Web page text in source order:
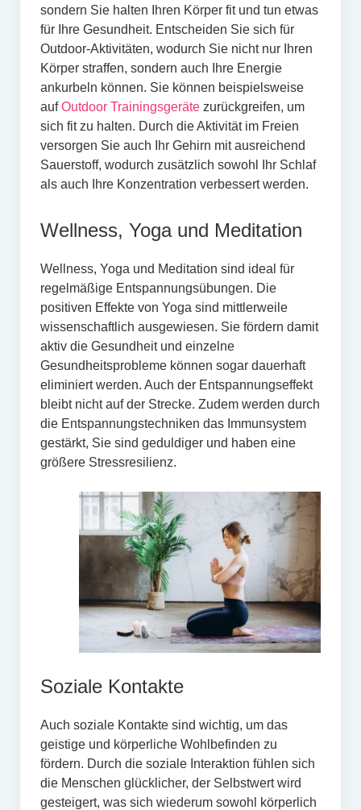
sondern Sie halten Ihren Körper fit und tun etwas
für Ihre Gesundheit. Entscheiden Sie sich für
Outdoor-Aktivitäten, wodurch Sie nicht nur Ihren
Körper straffen, sondern auch Ihre Energie
ankurbeln können. Sie können beispielsweise
aufOutdoor Trainingsgerätezurückgreifen, um
sich fit zu halten. Durch die Aktivität im Freien
versorgen Sie auch Ihr Gehirn mit ausreichend
Sauerstoff, wodurch zusätzlich sowohl Ihr Schlaf
als auch Ihre Konzentration verbessert werden.
Wellness, Yoga und Meditation
Wellness, Yoga und Meditation sind ideal für
regelmäßige Entspannungsübungen. Die
positiven Effekte von Yoga sind mittlerweile
wissenschaftlich ausgewiesen. Sie fördern damit
aktiv die Gesundheit und einzelne
Gesundheitsprobleme können sogar dauerhaft
eliminiert werden. Auch der Entspannungseffekt
bleibt nicht auf der Strecke. Zudem werden durch
die Entspannungstechniken das Immunsystem
gestärkt, Sie sind geduldiger und haben eine
größere Stressresilienz.
Soziale Kontakte
Auch soziale Kontakte sind wichtig, um das
geistige und körperliche Wohlbefinden zu
fördern. Durch die soziale Interaktion fühlen sich
die Menschen glücklicher, der Selbstwert wird
gesteigert, was sich wiederum sowohl körperlich